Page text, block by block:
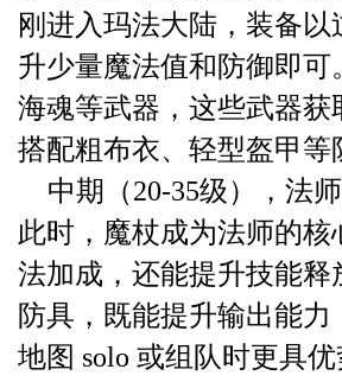
刚进入玛法大陆，装备
升少量魔法值和防御即
海魂等武器，这些武器
搭配粗布衣、轻型盔甲
中期（20-35级），法
此时，魔杖成为法师的
法加成，还能提升技能
防具，既能提升输出能
地图 solo 或组队时更具